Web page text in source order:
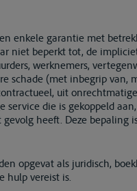
enkele garantie met
niet beperkt tot, de
werknemers,
schade (met inbegrip van,
uit
die is gekoppeld
heeft. Deze
opgevat als juridisch,
hulp vereist is.